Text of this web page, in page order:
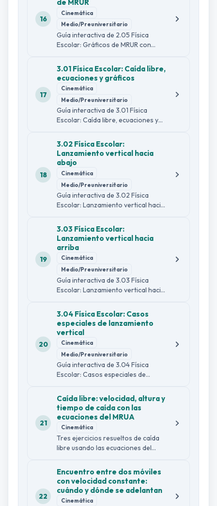
preguntas diagnósticas.
16
de MRUR
Cinemática
Medio/Preuniversitario
Guía interactiva de 2.05 Física
Escolar: Gráficos de MRUR con
ejemplo guiado, comprobaciones
de lectura, dos infografías y 30
preguntas diagnósticas.
17
3.01 Física Escolar: Caída libre,
ecuaciones y gráficos
Cinemática
Medio/Preuniversitario
Guía interactiva de 3.01 Física
Escolar: Caída libre, ecuaciones y
formal, ejemplo guiado,
comprobaciones de lectura, dos
infografías y 30 preguntas
diagnósticas.
18
3.02 Física Escolar:
Lanzamiento vertical hacia
abajo
Cinemática
Medio/Preuniversitario
Guía interactiva de 3.02 Física
Escolar: Lanzamiento vertical hacia
formal, ejemplo guiado,
comprobaciones de lectura, dos
infografías y 30 preguntas
diagnósticas.
19
3.03 Física Escolar:
Lanzamiento vertical hacia
arriba
Cinemática
Medio/Preuniversitario
Guía interactiva de 3.03 Física
Escolar: Lanzamiento vertical hacia
formal, ejemplo guiado,
comprobaciones de lectura, dos
infografías y 30 preguntas
20
3.04 Física Escolar: Casos
especiales de lanzamiento
vertical
Cinemática
Medio/Preuniversitario
Guía interactiva de 3.04 Física
Escolar: Casos especiales de
explicación sencilla y formal,
ejemplo guiado, comprobaciones
de lectura, dos infografías y 30
preguntas diagnósticas.
21
Caída libre: velocidad, altura y
tiempo de caída con las
ecuaciones del MRUA
Cinemática
Tres ejercicios resueltos de caída
libre usando las ecuaciones del
uniformemente acelerado: la
velocidad y la altura de un objeto
que cae desde un edificio, la
velocidad y el tiempo de caída de un
22
Encuentro entre dos móviles
con velocidad constante:
cuándo y dónde se adelantan
Cinemática